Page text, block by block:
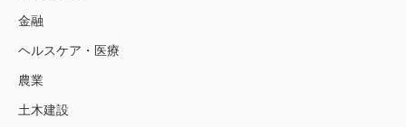
金融
ヘルスケア・医療
農業
土木建設